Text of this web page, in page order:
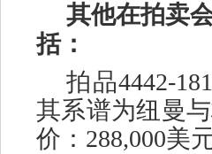
其他在拍卖
括：
拍品4442-
其系谱为纽曼与
价：288,000美